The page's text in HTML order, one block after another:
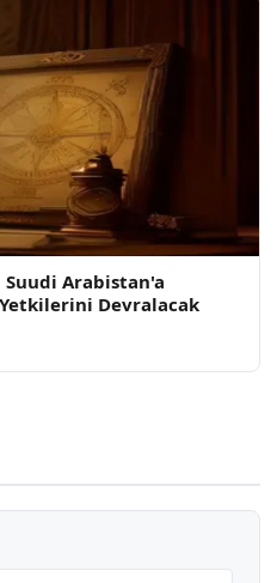
Suudi Arabistan'a
Devralacak